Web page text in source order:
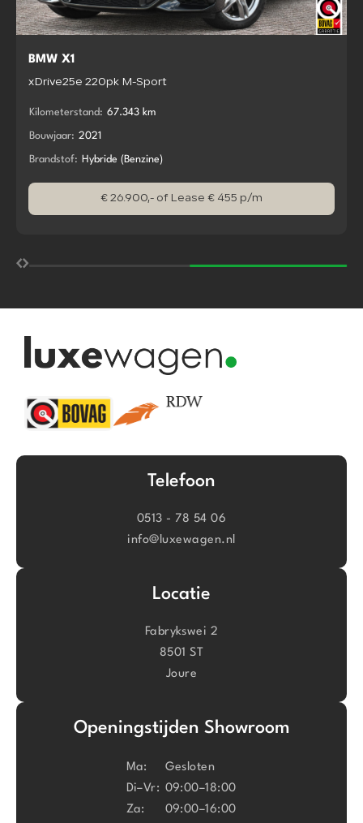
BMW X1
xDrive25e 220pk M-Sport
Kilometerstand: 67.343 km
Bouwjaar: 2021
Brandstof: Hybride (Benzine)
€ 26.900,- of Lease € 455 p/m
Telefoon
0513 - 78 54 06
info@luxewagen.nl
Locatie
Fabrykswei 2
8501 ST
Joure
Openingstijden Showroom
Ma:
Gesloten
Di–Vr: 09:00–18:00
Za:
09:00–16:00